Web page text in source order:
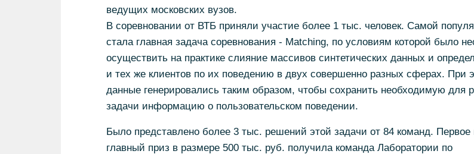
ведущих московских вузов.
В соревновании от ВТБ приняли участие более 1 тыс. человек. Самой
стала главная задача соревнования - Matching, по условиям которой было
осуществить на практике слияние массивов синтетических данных и
и тех же клиентов по их поведению в двух совершенно разных сферах. При
данные генерировались таким образом, чтобы сохранить необходимую для
задачи информацию о пользовательском поведении.
Было представлено более 3 тыс. решений этой задачи от 84 команд. Первое
главный приз в размере 500 тыс. руб. получила команда Лаборатории по